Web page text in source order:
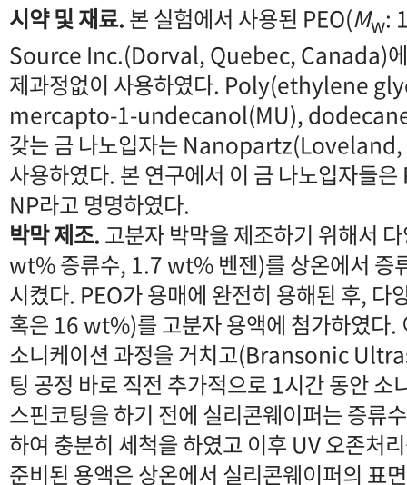
시약 및 재료.본 실험에서 사용된 PEO(Mw:
Source Inc.(Dorval, Quebec, Canada)에
제과정없이 사용하였다. Poly(ethylene
mercapto-1-undecanol(MU),
갖는 금 나노입자는 Nanopartz(Loveland,
사용하였다. 본 연구에서 이 금 나노입자들
NP라고 명명하였다.
박막 제조.고분자 박막을 제조하기 위해서
wt% 증류수, 1.7 wt% 벤젠)를 상온에서 증
시켰다. PEO가 용매에 완전히 용해된 후,
혹은 16 wt%)를 고분자 용액에 첨가하였다.
소니케이션 과정을 거치고(Bransonic
팅 공정 바로 직전 추가적으로 1시간 동안 소
스핀코팅을 하기 전에 실리콘웨이퍼는 증류
하여 충분히 세척을 하였고 이후 UV 오존처
준비된 용액은 상온에서 실리콘웨이퍼의